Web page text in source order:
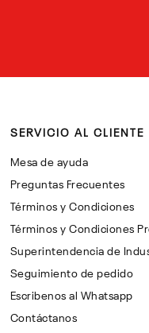
SERVICIO AL CLIENTE
Mesa de ayuda
Preguntas Frecuentes
Términos y Condiciones
Términos y Condiciones
Superintendencia de
Seguimiento de pedido
Contáctanos
Escribenos al Whatsapp